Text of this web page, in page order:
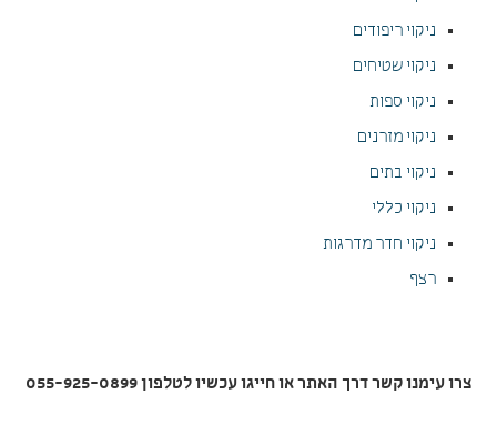
ניקוי ריפודים
ניקוי שטיחים
ניקוי ספות
ניקוי מזרנים
ניקוי בתים
ניקוי כללי
ניקוי חדר מדרגות
רצף
צרו עימנו קשר דרך האתר או חייגו עכשיו לטלפון 055-925-0899